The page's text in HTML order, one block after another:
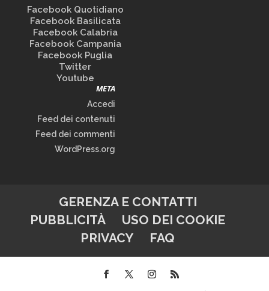
Facebook Quotidiano
Facebook Basilicata
Facebook Calabria
Facebook Campania
Facebook Puglia
Twitter
Youtube
META
Accedi
Feed dei contenuti
Feed dei commenti
WordPress.org
GERENZA E CONTATTI
PUBBLICITÀ
USO DEI COOKIE
PRIVACY
FAQ